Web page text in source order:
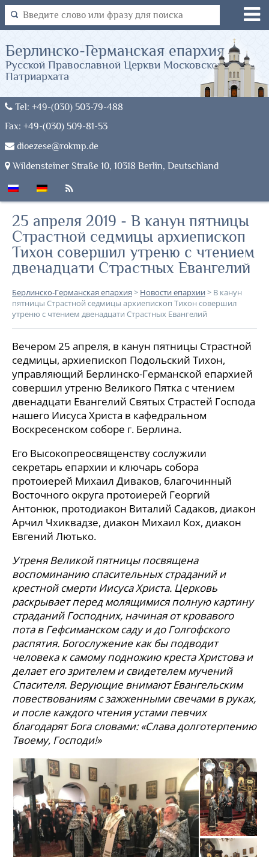
Tel: +49-(030) 503-79-488
Fax: +49-(030) 509-81-53
dioezese@rokmp.de
Wildensteiner Straße 10, 10318 Berlin, Deutschland
Берлинско-Германская епархия
Русской Православной Церкви Московского
Патриархата
25 апреля 2019 - В канун пятницы
Страстной седмицы архиепископ
Тихон совершил утреню с чтением
двенадцати Страстных Евангелий
Берлинско-Германская епархия > Новости епархии> В канун
пятницы Страстной седмицы архиепископ Тихон совершил
утреню с чтением двенадцати Страстных Евангелий
Вечером 25 апреля, в канун пятницы Страстной
седмицы, архиепископ Подольский Тихон,
управляющий Берлинско-Германской епархией
совершил утреню Великого Пятка с чтением
двенадцати Евангелий Святых Страстей Господа
нашего Иисуса Христа в кафедральном
Воскресенском соборе г. Берлина.
Его Высокопреосвященству сослужили
секретарь епархии и ключарь собора
протоиерей Михаил Диваков, благочинный
Восточного округа протоиерей Георгий
Антонюк, протодиакон Виталий Садаков, диакон
Арчил Чхиквадзе, диакон Михаил Кох, диакон
Евгений Лютько.
Утреня Великой пятницы посвящена
воспоминанию спасительных страданий и
крестной смерти Иисуса Христа. Церковь
раскрывает перед молящимися полную картину
страданий Господних, начиная от кровавого
пота в Гефсиманском саду и до Голгофского
распятия. Богослужение как бы подводит
человека к самому подножию креста Христова и
делает его зрителем и свидетелем мучений
Спасителя. Верующие внимают Евангельским
повествованиям с зажженными свечами в руках,
и после каждого чтения устами певчих
благодарят Бога словами: «Слава долготерпению
Твоему, Господи!»